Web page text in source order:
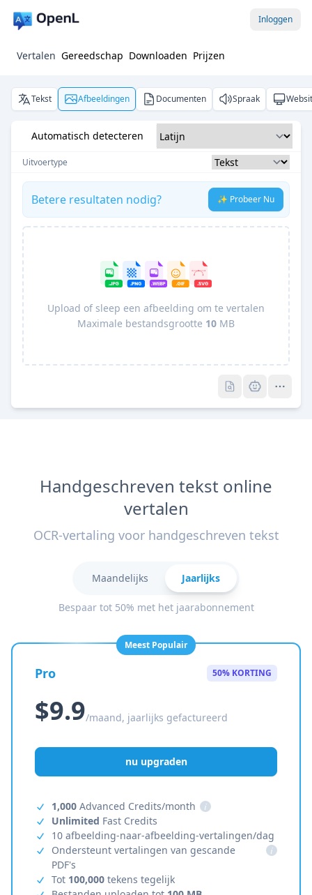
Inloggen
Vertalen Gereedschap Downloaden Prijzen
Tekst Afbeeldingen Documenten Spraak
Automatisch detecteren
Uitvoertype
Betere resultaten nodig? ✨ Probeer Nu
Upload of sleep een afbeelding om te vertalen
Maximale bestandsgrootte 10 MB
Handgeschreven tekst online
vertalen
OCR-vertaling voor handgeschreven tekst
Maandelijks Jaarlijks
Bespaar tot 50% met het jaarabonnement
Meest Populair
Pro 50% KORTING
$9.9/maand, jaarlijks gefactureerd
nu upgraden
1,000 Advanced Credits/month
i
Unlimited Fast Credits
10 afbeelding-naar-afbeelding-vertalingen/dag
Ondersteunt vertalingen van gescande
PDF's
i
Tot 100,000 tekens tegelijk